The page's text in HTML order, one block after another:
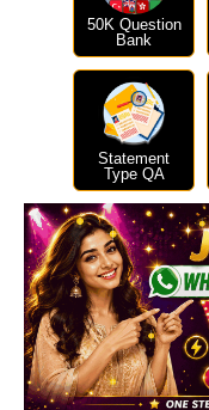
50K Question
Bank
Statement
Type QA